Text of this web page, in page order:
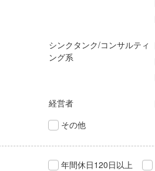
シンクタンク/コンサルティ
ング系
経営者
その他
年間休日120日以上